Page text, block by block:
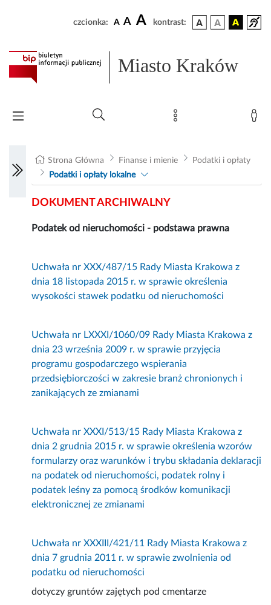
czcionka: A A A kontrast:
Miasto Kraków
Strona Główna Finanse i mienie
Podatki i opłaty
Podatki i opłaty lokalne
DOKUMENT ARCHIWALNY
Podatek od nieruchomości - podstawa prawna
Uchwała nr XXX/487/15 Rady Miasta Krakowa z
dnia 18 listopada 2015 r. w sprawie określenia
wysokości stawek podatku od nieruchomości
Uchwała nr LXXXI/1060/09 Rady Miasta Krakowa z
dnia 23 września 2009 r. w sprawie przyjęcia
programu gospodarczego wspierania
przedsiębiorczości w zakresie branż chronionych i
zanikających ze zmianami
Uchwała nr XXXI/513/15 Rady Miasta Krakowa z
dnia 2 grudnia 2015 r. w sprawie określenia wzorów
formularzy oraz warunków i trybu składania deklaracji
na podatek od nieruchomości, podatek rolny i
podatek leśny za pomocą środków komunikacji
elektronicznej ze zmianami
Uchwała nr XXXIII/421/11 Rady Miasta Krakowa z
dnia 7 grudnia 2011 r. w sprawie zwolnienia od
podatku od nieruchomości
dotyczy gruntów zajętych pod cmentarze